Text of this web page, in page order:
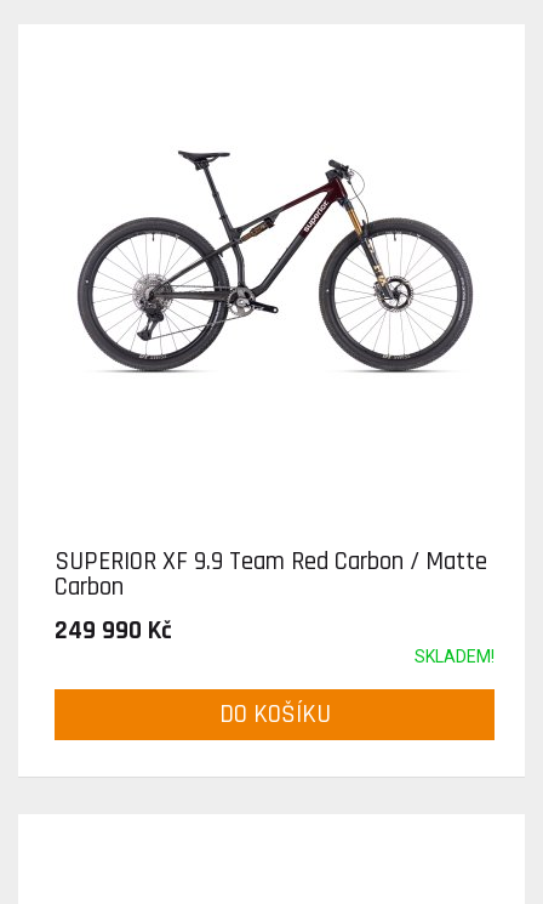
SUPERIOR XF 9.9 Team Red Carbon / Matte
Carbon
249 990 Kč
SKLADEM!
DO KOŠÍKU